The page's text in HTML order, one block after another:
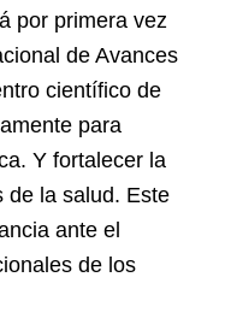
por primera vez
de Avances
científico de
para
Y fortalecer la
de la salud. Este
ante el
de los